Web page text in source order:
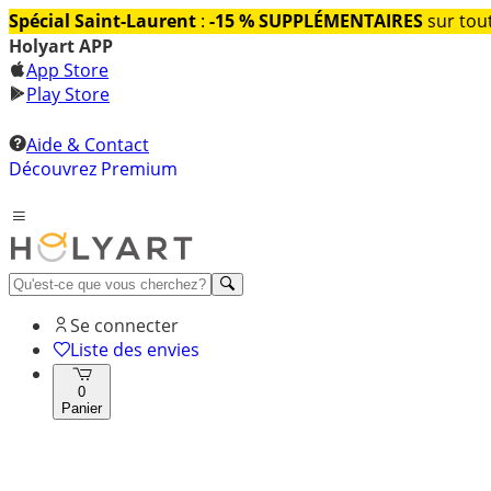
Spécial Saint-Laurent : -15 % SUPPLÉMENTAIRESsur
Holyart APP
App Store
Play Store
Aide & Contact
Découvrez Premium
Se connecter
Liste des envies
0
Panier